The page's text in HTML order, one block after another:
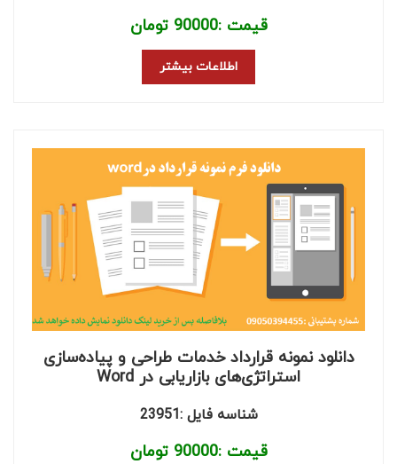
قیمت :90000 تومان
اطلاعات بیشتر
دانلود نمونه قرارداد خدمات طراحی و پیاده‌سازی
استراتژی‌های بازاریابی در Word
شناسه فایل :23951
قیمت :90000 تومان